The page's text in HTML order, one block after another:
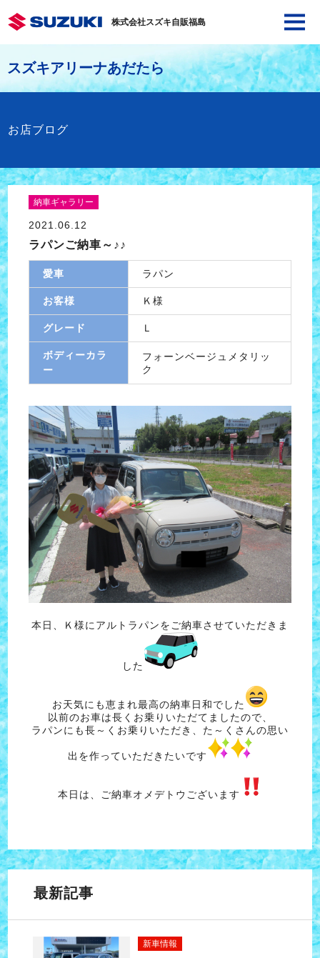
株式会社スズキ自販福島
スズキアリーナあだたら
お店ブログ
納車ギャラリー
2021.06.12
ラパンご納車～♪♪
愛車 ラパン
お客様 Ｋ様
グレード Ｌ
ボディーカラ
ー
フォーンベージュメタリッ
ク
本日、Ｋ様にアルトラパンをご納車させていただきま
した
お天気にも恵まれ最高の納車日和でした
以前のお車は長くお乗りいただてましたので、
ラパンにも長～くお乗りいただき、た～くさんの思い
出を作っていただきたいです
本日は、ご納車オメデトウございます
最新記事
新車情報